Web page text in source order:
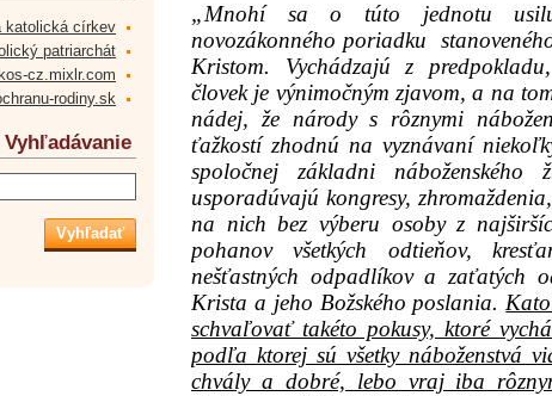
„Mnohí sa o túto jednotu
novozákonného poriadku
Kristom. Vychádzajú z
človek je výnimočným zjavom, a na
nádej, že národy s rôznymi
ťažkostí zhodnú na vyznávaní
spoločnej základni
usporadúvajú kongresy,
na nich bez výberu osoby z
pohanov všetkých odtieňov,
nešťastných odpadlíkov a zaťatých
Krista a jeho Božského poslania.
schvaľovať takéto pokusy, ktoré
podľa ktorej sú všetky náboženstvá
chvály a dobré, lebo vraj iba
katolická církev
patriarchát
cz.mixlr.com
rodiny.sk
Vyhľadávanie